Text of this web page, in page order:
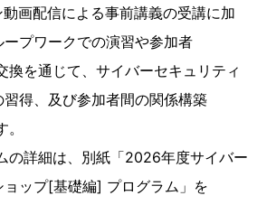
画配信による事前講義の受講に加
プワークでの演習や参加者
じて、サイバーセキュリティ
得、及び参加者間の関係構築
は、別紙「2026年度サイバー
ョップ[基礎編] プログラム」を